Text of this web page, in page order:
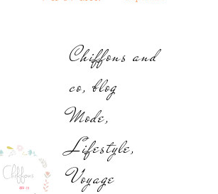
Chiffons and
co, blog
Mode,
Lifestyle,
Voyage